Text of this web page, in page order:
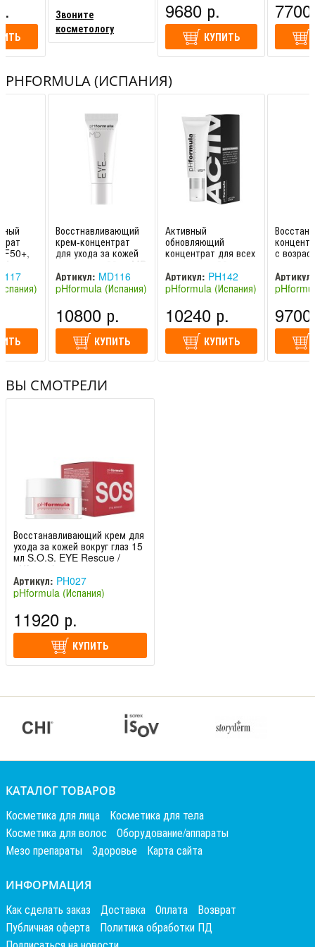
Звоните
косметологу
9680 р.
КУПИТЬ
PHFORMULA (ИСПАНИЯ)
/
Восстнавливающий
крем-концентрат
для ухода за кожей
вокруг глаз 20 гр MD
E.Y.E. Recovery Cre
Артикул: MD116
pHformula (Испания)
10800 р.
КУПИТЬ
Активный
обновляющий
концентрат для всех
A.C.T.I.V.E. formula
/ pHformula
Артикул: PH142
pHformula (Испания)
10240 р.
КУПИТЬ
с
A.G.E.
pHfo
Артикул:
ВЫ СМОТРЕЛИ
Восстанавливающий крем для
ухода за кожей вокруг глаз 15
мл S.O.S. EYE Rescue /
pHformula
Артикул: PH027
pHformula (Испания)
11920 р.
КУПИТЬ
КАТАЛОГ ТОВАРОВ
Косметика для лица
Косметика для тела
Косметика для волос
Оборудование/аппараты
Мезо препараты
Здоровье Карта сайта
ИНФОРМАЦИЯ
Как сделать заказ Доставка Оплата
Возврат
Публичная оферта
Политика обработки ПД